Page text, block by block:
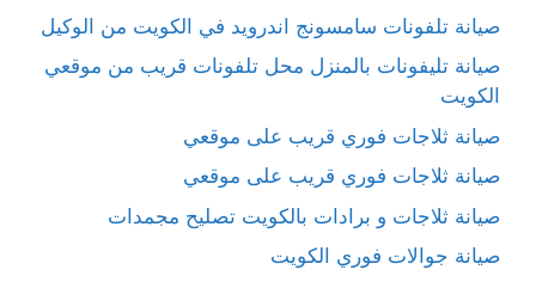
صيانة تلفونات سامسونج اندرويد في الكويت من الوكيل
صيانة تليفونات بالمنزل محل تلفونات قريب من موقعي
الكويت
صيانة ثلاجات فوري قريب على موقعي
صيانة ثلاجات فوري قريب على موقعي
صيانة ثلاجات و برادات بالكويت تصليح مجمدات
صيانة جوالات فوري الكويت